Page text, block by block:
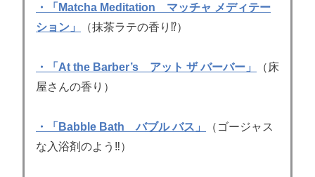
・「Matcha Meditation マッチャ メディテー
ション」
（抹茶ラテの香り⁉）
・「At the Barber’s アット ザ バーバー」
（床
屋さんの香り）
・「Babble Bath バブル バス」
（ゴージャス
な入浴剤のよう‼）